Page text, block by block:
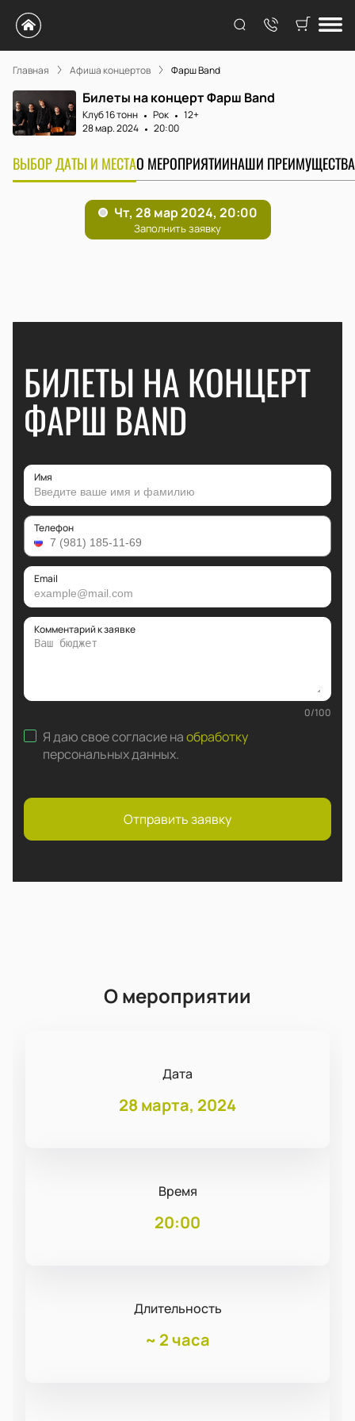
Главная Афиша концертов Фарш Band
Билеты на концерт Фарш Band
Клуб 16 тонн Рок
12+
28 мар. 2024
20:00
ВЫБОР ДАТЫ И МЕСТАО МЕРОПРИЯТИИНАШИ ПРЕИМУЩЕСТВА
БИЛЕТЫ НА КОНЦЕРТ
ФАРШ BAND
Имя
Телефон
Email
Комментарий к заявке
0/100
Я даю свое согласие наобработку
персональных данных.
Отправить заявку
О мероприятии
Дата
28 марта, 2024
Время
20:00
Длительность
~ 2 часа